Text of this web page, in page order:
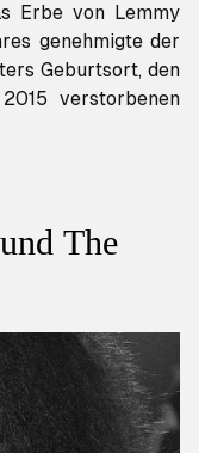
Erbe von Lemmy
genehmigte der
Geburtsort, den
verstorbenen
The